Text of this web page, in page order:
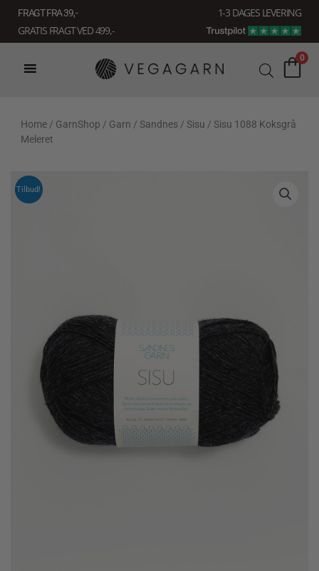
indholdet
FRAGT FRA 39, -
1-3 DAGES LEVERING
GRATIS FRAGT VED 499,-
0
Home / GarnShop / Garn / Sandnes / Sisu / Sisu 1088 Koksgrå
Meleret
Tilbud!